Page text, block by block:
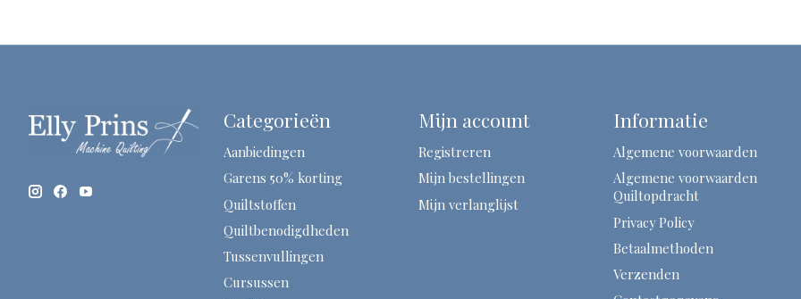
Categorieën
Aanbiedingen
Garens 50% korting
Quiltstoffen
Quiltbenodigdheden
Tussenvullingen
Cursussen
Mijn account
Registreren
Mijn bestellingen
Mijn verlanglijst
Informatie
Algemene voorwaarden
Algemene voorwaarden
Quiltopdracht
Privacy Policy
Betaalmethoden
Verzenden